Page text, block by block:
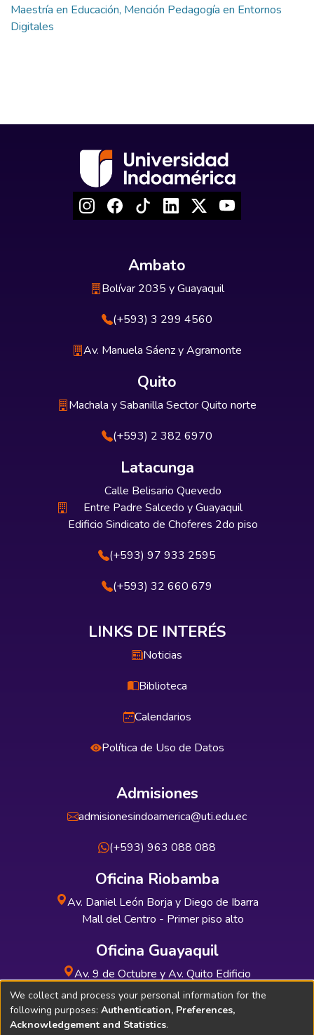
Maestría en Educación, Mención Pedagogía en Entornos
Digitales
Ambato
Bolívar 2035 y Guayaquil
(+593) 3 299 4560
Av. Manuela Sáenz y Agramonte
Quito
Machala y Sabanilla Sector Quito norte
(+593) 2 382 6970
Latacunga
Calle Belisario Quevedo
Entre Padre Salcedo y Guayaquil
Edificio Sindicato de Choferes 2do piso
(+593) 97 933 2595
(+593) 32 660 679
LINKS DE INTERÉS
Noticias
Biblioteca
Calendarios
Política de Uso de Datos
Admisiones
admisionesindoamerica@uti.edu.ec
(+593) 963 088 088
Oficina Riobamba
Av. Daniel León Borja y Diego de Ibarra
Mall del Centro - Primer piso alto
Oficina Guayaquil
Av. 9 de Octubre y Av. Quito Edificio
INDUAUTO - Planta baja
We collect and process your personal information for the
following purposes: Authentication, Preferences,
Acknowledgement and Statistics.